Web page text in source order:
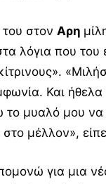
του στον Αρη
λόγια που του
Και
το μυαλό μου
μέλλον»,
για μια